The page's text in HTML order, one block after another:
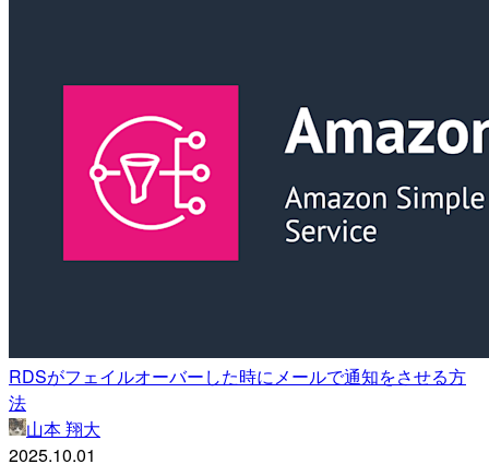
RDSがフェイルオーバーした時にメールで通知をさせる方
法
山本 翔大
2025.10.01